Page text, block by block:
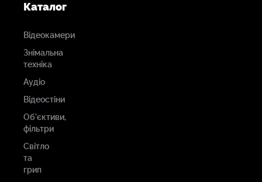
Увімкнений
Род Стандарт
Одинарний стрижень 15 мм (ковзкий)
Двигуни
1
Каталог
Відеокамери
Знімальна
техніка
Аудіо
Відеостіни
Об'єктиви,
фільтри
Світло
та
грип